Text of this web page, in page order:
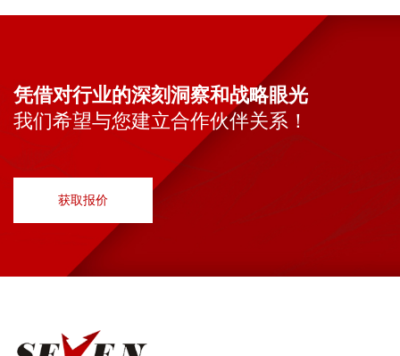
凭借对行业的深刻洞察和战略眼光
我们希望与您建立合作伙伴关系！
获取报价